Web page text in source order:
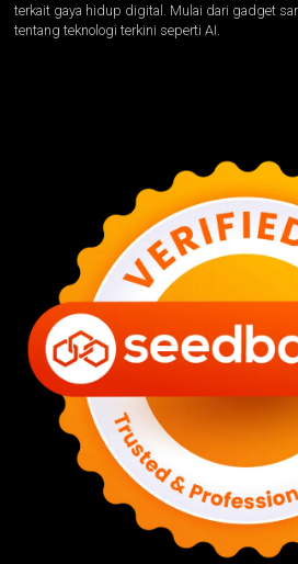
terkait gaya hidup digital. Mulai dari gadget
tentang teknologi terkini seperti AI.